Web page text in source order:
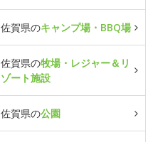
佐賀県のキャンプ場・BBQ場
佐賀県の牧場・レジャー＆リ
ゾート施設
佐賀県の公園